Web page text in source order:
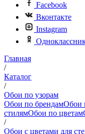
Facebook
Вконтакте
Instagram
Главная
/
Каталог
/
Обои по узорам
Обои по брендамОбои
стилямОбои по цветам
/
Обои с цветами для